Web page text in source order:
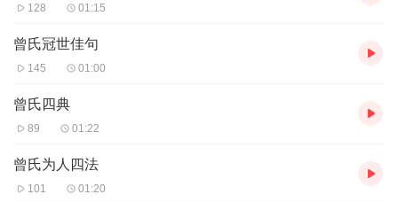
128 01:15
曾氏冠世佳句
145 01:00
曾氏四典
89 01:22
曾氏为人四法
101 01:20